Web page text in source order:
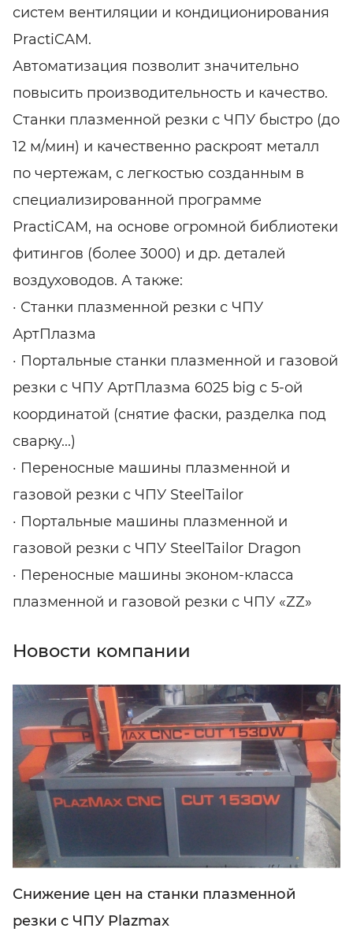
систем вентиляции и кондиционирования
PractiCAM.
Автоматизация позволит значительно
повысить производительность и качество.
Станки плазменной резки с ЧПУ быстро (до
12 м/мин) и качественно раскроят металл
по чертежам, с легкостью созданным в
специализированной программе
PractiCAM, на основе огромной библиотеки
фитингов (более 3000) и др. деталей
воздуховодов. А также:
· Станки плазменной резки с ЧПУ
АртПлазма
· Портальные станки плазменной и газовой
резки с ЧПУ АртПлазма 6025 big с 5-ой
координатой (снятие фаски, разделка под
сварку...)
· Переносные машины плазменной и
газовой резки с ЧПУ SteelTailor
· Портальные машины плазменной и
газовой резки с ЧПУ SteelTailor Dragon
· Переносные машины эконом-класса
плазменной и газовой резки с ЧПУ «ZZ»
Новости компании
Снижение цен на станки плазменной
резки с ЧПУ Plazmax